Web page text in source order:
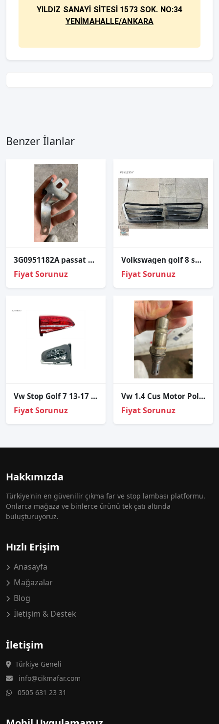
YILDIZ SANAYİ SİTESİ 1573 SOK. NO:34
YENİMAHALLE/ANKARA
Benzer İlanlar
3G0951182A passat b8.5 1.5 tsi dpc motor sinyal sağ tutucu
Fiyat Sorunuz
Volkswagen golf 8 sağ sol sis kapağı çıkma
Fiyat Sorunuz
Vw Stop Golf 7 13-17 İç Sol (Ledli)
Fiyat Sorunuz
Vw 1.4 Cus Motor Polo İbiza Toledo 04L906262C lamda sensörü
Fiyat Sorunuz
Hakkımızda
Türkiye'nin en güvenilir çıkma far ve stop lambası platformu.
Onlarca mağaza ve binlerce ürünü tek çatı altında
buluşturuyoruz.
Hızlı Erişim
Anasayfa
Mağazalar
Blog
İletişim & Destek
İletişim
Türkiye Geneli
info@cikmafar.com
0505 631 23 31